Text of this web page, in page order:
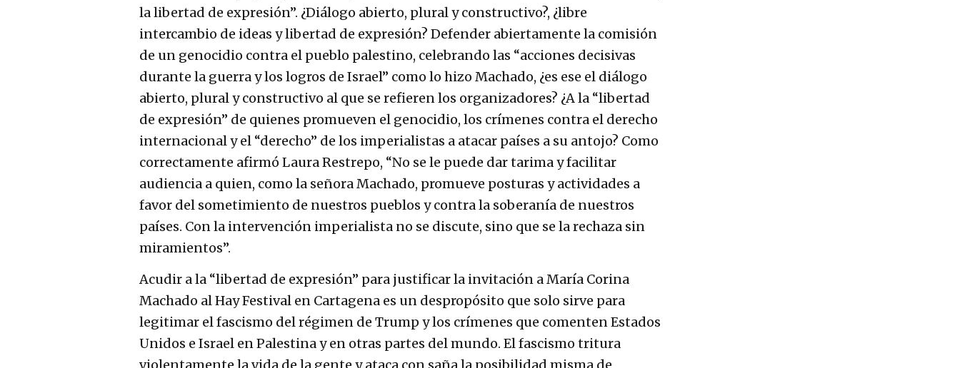
la libertad de expresión”. ¿Diálogo abierto, plural y constructivo?, ¿libre
intercambio de ideas y libertad de expresión? Defender abiertamente la comisión
de un genocidio contra el pueblo palestino, celebrando las “acciones decisivas
durante la guerra y los logros de Israel” como lo hizo Machado, ¿es ese el diálogo
abierto, plural y constructivo al que se refieren los organizadores? ¿A la “libertad
de expresión” de quienes promueven el genocidio, los crímenes contra el derecho
internacional y el “derecho” de los imperialistas a atacar países a su antojo? Como
correctamente afirmó Laura Restrepo, “No se le puede dar tarima y facilitar
audiencia a quien, como la señora Machado, promueve posturas y actividades a
favor del sometimiento de nuestros pueblos y contra la soberanía de nuestros
países. Con la intervención imperialista no se discute, sino que se la rechaza sin
miramientos”.
Acudir a la “libertad de expresión” para justificar la invitación a María Corina
Machado al Hay Festival en Cartagena es un despropósito que solo sirve para
legitimar el fascismo del régimen de Trump y los crímenes que comenten Estados
Unidos e Israel en Palestina y en otras partes del mundo. El fascismo tritura